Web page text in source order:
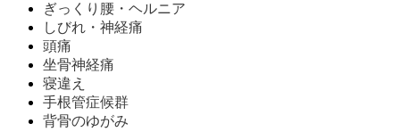
ぎっくり腰・ヘルニア
しびれ・神経痛
頭痛
坐骨神経痛
寝違え
手根管症候群
背骨のゆがみ